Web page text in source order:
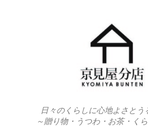
日々のくらしに心地よさと
～贈り物・うつわ・お茶・く